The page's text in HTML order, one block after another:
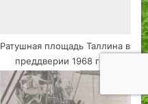
Ратушная площадь Таллина в
преддверии 1968 года